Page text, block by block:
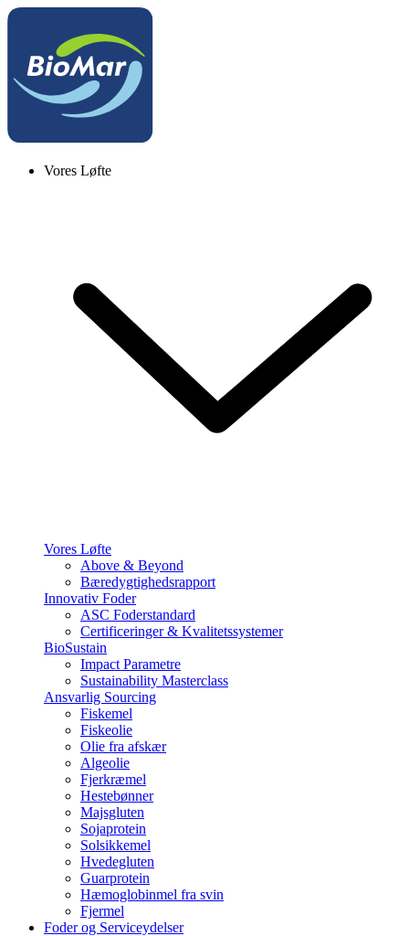
Vores Løfte
Vores Løfte
Above & Beyond
Bæredygtighedsrapport
Innovativ Foder
ASC Foderstandard
Certificeringer & Kvalitetssystemer
BioSustain
Impact Parametre
Sustainability Masterclass
Ansvarlig Sourcing
Fiskemel
Fiskeolie
Olie fra afskær
Algeolie
Fjerkræmel
Hestebønner
Majsgluten
Sojaprotein
Solsikkemel
Hvedegluten
Guarprotein
Hæmoglobinmel fra svin
Fjermel
Foder og Serviceydelser